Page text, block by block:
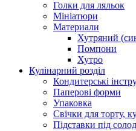
Голки для ляльок
Мініатюри
Материали
Хутряний
Помпони
Хутро
Кулінарний розділ
Кондитерські
Паперові форми
Упаковка
Свічки для торту,
Підставки під